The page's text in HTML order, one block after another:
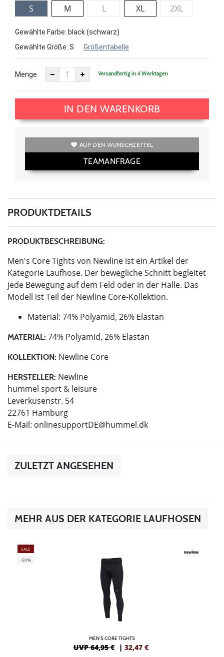
S M L XL 2XL
Gewählte Farbe: black (schwarz)
Gewählte Größe: S Größentabelle
Menge Versandfertig in 4 Werktagen
IN DEN WARENKORB
AUF DEN WUNSCHZETTEL
TEAMANFRAGE
PRODUKTDETAILS
PRODUKTBESCHREIBUNG:
Men's Core Tights von Newline ist ein Artikel der
Kategorie Laufhose. Der bewegliche Schnitt begleitet
jede Bewegung auf dem Feld oder in der Halle. Das
Modell ist Teil der Newline Core-Kollektion.
Material: 74% Polyamid, 26% Elastan
MATERIAL: 74% Polyamid, 26% Elastan
KOLLEKTION: Newline Core
HERSTELLER: Newline
hummel sport & leisure
Leverkusenstr. 54
22761 Hamburg
E-Mail: onlinesupportDE@hummel.dk
ZULETZT ANGESEHEN
MEHR AUS DER KATEGORIE LAUFHOSEN
SALE
-50%
MEN'S CORE TIGHTS
UVP 64,95 € | 32,47 €